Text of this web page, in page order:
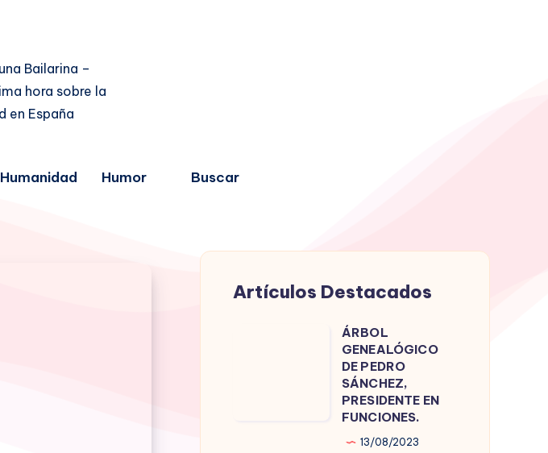
Humanidad Humor Buscar
Artículos Destacados
ÁRBOL
GENEALÓGICO
DE PEDRO
SÁNCHEZ,
PRESIDENTE EN
FUNCIONES.
13/08/2023